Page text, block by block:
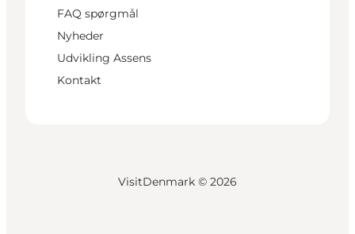
FAQ spørgmål
Nyheder
Udvikling Assens
Kontakt
VisitDenmark © 2026